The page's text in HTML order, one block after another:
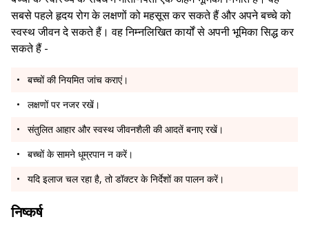
सबसे पहले हृदय रोग के लक्षणों को महसूस कर सकते हैं और अपने बच्चे को
स्वस्थ जीवन दे सकते हैं। वह निम्नलिखित कार्यों से अपनी भूमिका सिद्ध कर
सकते हैं -
बच्चों की नियमित जांच कराएं।
लक्षणों पर नजर रखें।
संतुलित आहार और स्वस्थ जीवनशैली की आदतें बनाए रखें।
बच्चों के सामने धूम्रपान न करें।
यदि इलाज चल रहा है, तो डॉक्टर के निर्देशों का पालन करें।
निष्कर्ष